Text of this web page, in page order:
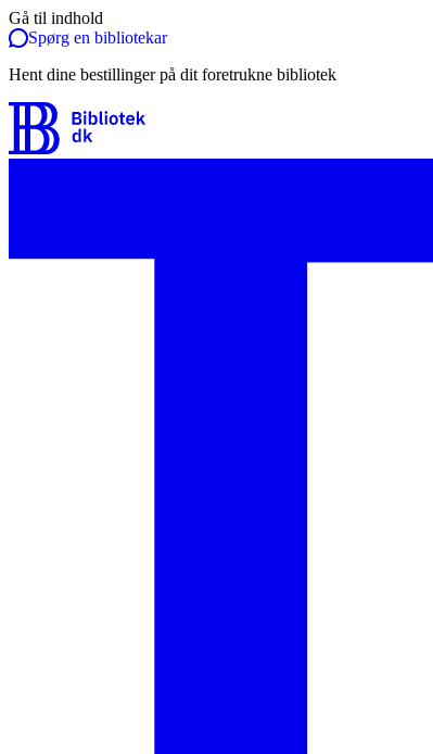
Gå til indhold
Spørg en bibliotekar
Hent dine bestillinger på dit foretrukne bibliotek